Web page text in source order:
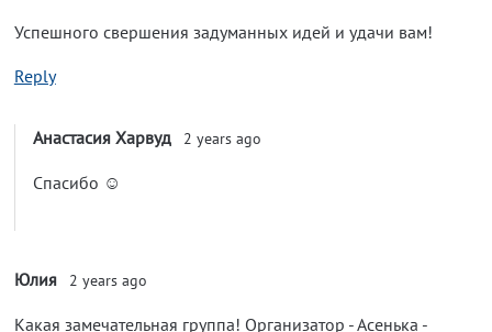
Успешного свершения задуманных идей и удачи вам!
Reply
Анастасия Харвуд 2 years ago
Спасибо ☺️
Юлия 2 years ago
Какая замечательная группа! Организатор - Асенька -